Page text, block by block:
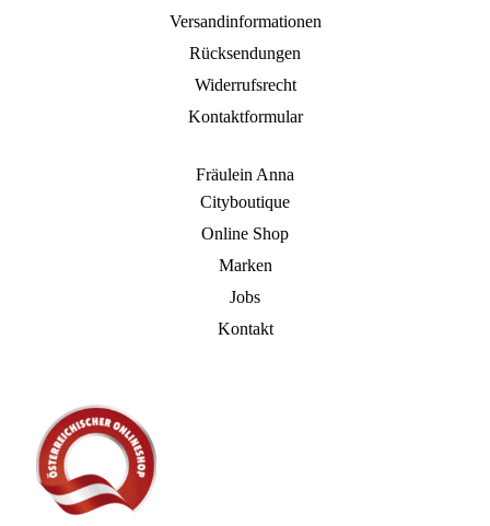
Versandinformationen
Rücksendungen
Widerrufsrecht
Kontaktformular
Fräulein Anna
Cityboutique
Online Shop
Marken
Jobs
Kontakt